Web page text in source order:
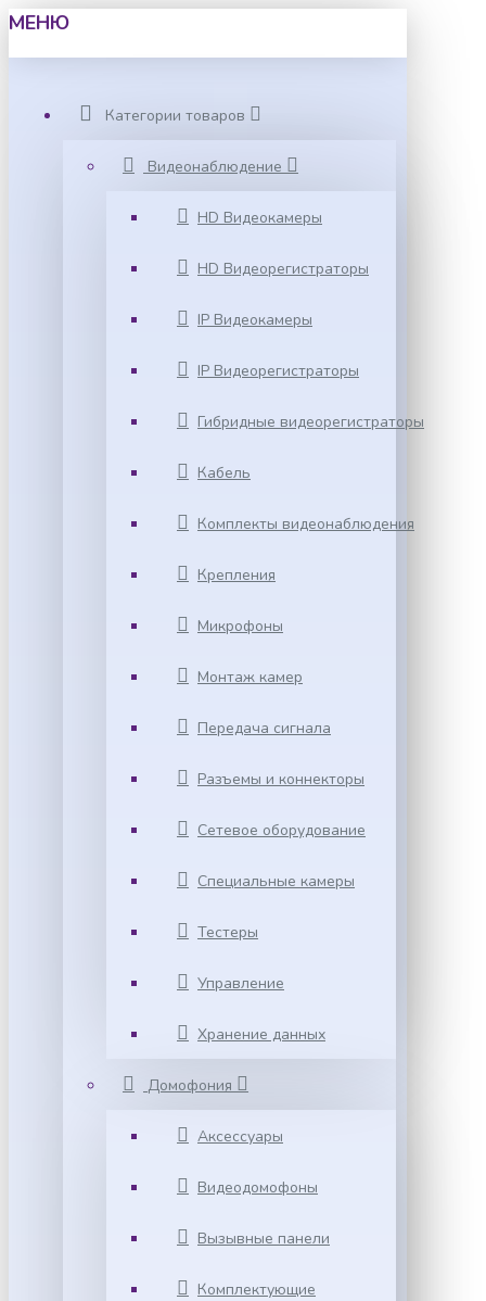
МЕНЮ
Категории товаров
Видеонаблюдение
HD Видеокамеры
HD Видеорегистраторы
IP Видеокамеры
IP Видеорегистраторы
Гибридные видеорегистраторы
Кабель
Комплекты видеонаблюдения
Крепления
Микрофоны
Монтаж камер
Передача сигнала
Разъемы и коннекторы
Сетевое оборудование
Специальные камеры
Тестеры
Управление
Хранение данных
Домофония
Аксессуары
Видеодомофоны
Вызывные панели
Комплектующие